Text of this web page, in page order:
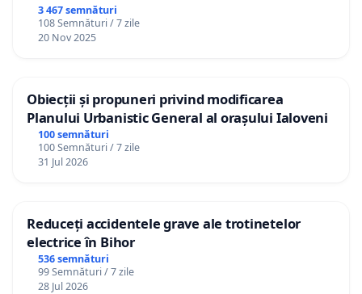
3 467 semnături
108 Semnături / 7 zile
20 Nov 2025
Obiecții și propuneri privind modificarea
Planului Urbanistic General al orașului Ialoveni
100 semnături
100 Semnături / 7 zile
31 Jul 2026
Reduceți accidentele grave ale trotinetelor
electrice în Bihor
536 semnături
99 Semnături / 7 zile
28 Jul 2026